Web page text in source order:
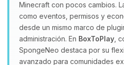
Minecraft con pocos cambios.
como eventos, permisos y
desde un mismo marco de
administración. En BoxToPlay ,
SpongeNeo destaca por su
avanzado para comunidades